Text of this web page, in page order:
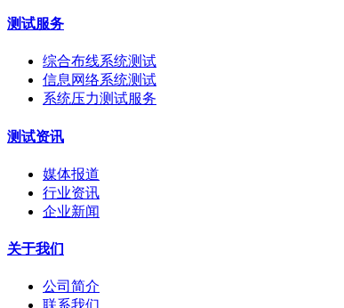
测试服务
综合布线系统测试
信息网络系统测试
系统压力测试服务
测试资讯
媒体报道
行业资讯
企业新闻
关于我们
公司简介